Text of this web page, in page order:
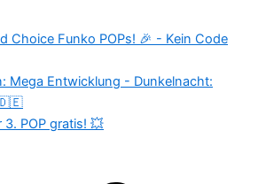
Choice Funko POPs! 🎉 - Kein Code
Mega Entwicklung - Dunkelnacht:
🇩🇪
POP gratis! 💥